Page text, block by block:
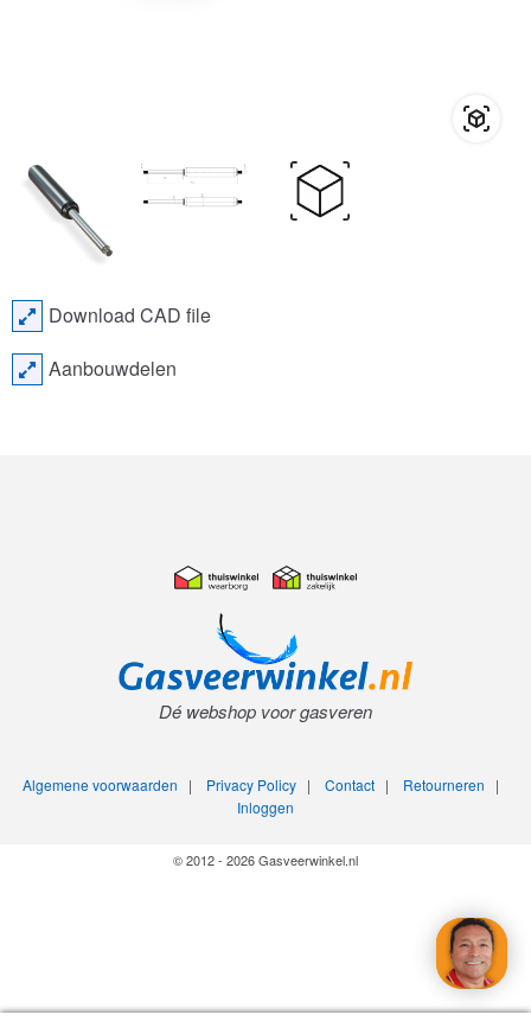
Download CAD file
Aanbouwdelen
Dé webshop voor gasveren
Algemene voorwaarden | Privacy Policy| Contact| Retourneren |
Inloggen
© 2012 - 2026 Gasveerwinkel.nl